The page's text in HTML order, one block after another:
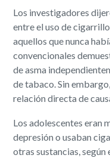
Los investigadores
entre el uso de
aquellos que nunca
convencionales
de asma
de tabaco. Sin
relación directa de
Los adolescentes eran
depresión o usaban
otras sustancias, según